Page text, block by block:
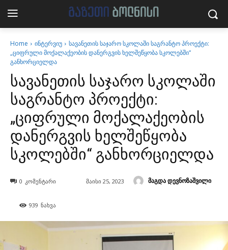
Home ინტერვიუ
სავანეთის საჯარო სკოლაში საგრანტო პროექტი:
„ციფრული მოქალაქეობის დანერგვის ხელშეწყობა სკოლებში“
განხორციელდა
სავანეთის საჯარო სკოლაში
საგრანტო პროექტი:
„ციფრული მოქალაქეობის
დანერგვის ხელშეწყობა
სკოლებში“ განხორციელდა
მაგდა დევნოზაშვილი
მაისი 25, 2023
0 კომენტარი
939 ნახვა